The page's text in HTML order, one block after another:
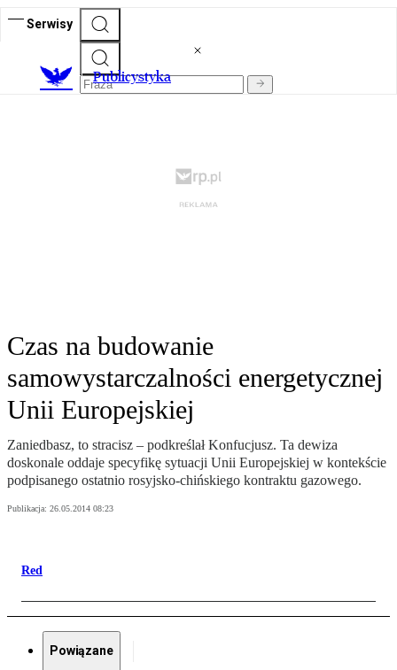
Serwisy
Publicystyka
Czas na budowanie
samowystarczalności energetycznej
Unii Europejskiej
Zaniedbasz, to stracisz – podkreślał Konfucjusz. Ta dewiza
doskonale oddaje specyfikę sytuacji Unii Europejskiej w kontekście
podpisanego ostatnio rosyjsko-chińskiego kontraktu gazowego.
Publikacja: 26.05.2014 08:23
Red
Powiązane